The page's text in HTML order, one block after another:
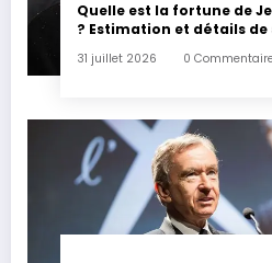
Quelle est la fortune de
? Estimation et détails
31 juillet 2026 0